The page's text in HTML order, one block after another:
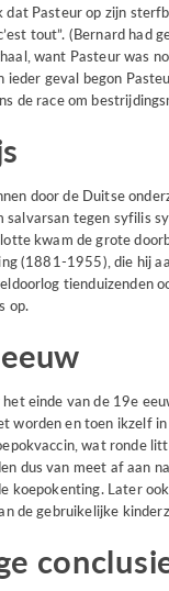
Pasteur op zijn
tout”. (Bernard had
want Pasteur was
ieder geval begon
de race om
door de Duitse
salvarsan tegen syfilis
kwam de grote
(1881-1955), die hij
tienduizenden
op.
eeuw
einde van de 19e
worden en toen ikzelf
wat ronde
dus van meet af aan
koepokenting. Later
de gebruikelijke